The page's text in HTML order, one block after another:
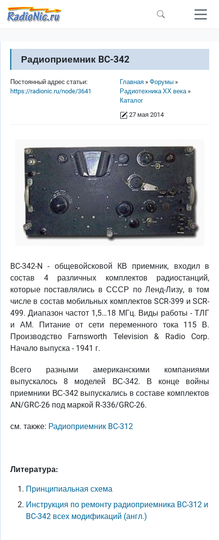
Перейти к основному содержанию
Радиоприемник BC-342
Строка навигации
Главная
Форумы
Радиотехника ХХ века
Каталог
27 мая 2014
Постоянный адрес статьи:
https://radionic.ru/node/3641
BC-342-N - общевойсковой КВ приемник, входил в
состав 4 различных комплектов радиостанций,
которые поставлялись в СССР по Ленд-Лизу, в том
числе в состав мобильных комплектов SCR-399 и SCR-
499. Диапазон частот 1,5…18 МГц. Виды работы - ТЛГ
и АМ. Питание от сети переменного тока 115 В.
Производство Farnsworth Television & Radio Corp.
Начало выпуска - 1941 г.
Всего разными американскими компаниями
выпускалось 8 моделей ВС-342. В конце войны
приемники ВС-342 выпускались в составе комплектов
AN/GRC-26 под маркой R-336/GRC-26.
см. также: Радиоприемник BC-312
Литература:
Принципиальная схема
Инструкция по ремонту радиоприемника BC-312 и
BC-342 всех модификаций (англ.)